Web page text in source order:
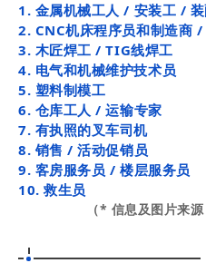
1. 金属机械工人 / 安装工 /
2. CNC机床程序员和制造商
3. 木匠焊工 / TIG线焊工
4. 电气和机械维护技术员
5. 塑料制模工
6. 仓库工人 / 运输专家
7. 有执照的叉车司机
8. 销售 / 活动促销员
9. 客房服务员 / 楼层服务员
10. 救生员
（* 信息及图片来